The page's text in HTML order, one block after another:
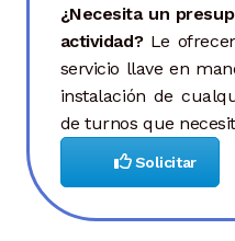
¿Necesita un
actividad?Le
servicio llave en
instalación de
de turnos que
Solicitar